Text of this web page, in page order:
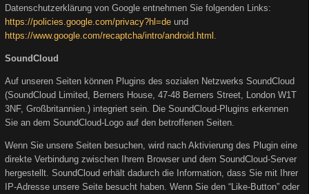
Datenschutzerklärung von Google entnehmen Sie folgenden Links:
https://policies.google.com/privacy?hl=de und
https://www.google.com/recaptcha/intro/android.html
SoundCloud
Auf unseren Seiten können Plugins des sozialen Netzwerks SoundCloud
(SoundCloud Limited, Berners House, 47-48 Berners Street, London W1T
3NF, Großbritannien.) integriert sein. Die SoundCloud-Plugins erkennen
Sie an dem SoundCloud-Logo auf den betroffenen Seiten.
Wenn Sie unsere Seiten besuchen, wird nach Aktivierung des Plugin eine
direkte Verbindung zwischen Ihrem Browser und dem SoundCloud-Server
hergestellt. SoundCloud erhält dadurch die Information, dass Sie mit Ihrer
IP-Adresse unsere Seite besucht haben. Wenn Sie den “Like-Button” oder